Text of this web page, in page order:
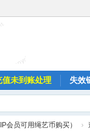
值未到账处理 失效
会员可用绳艺币购买） ›